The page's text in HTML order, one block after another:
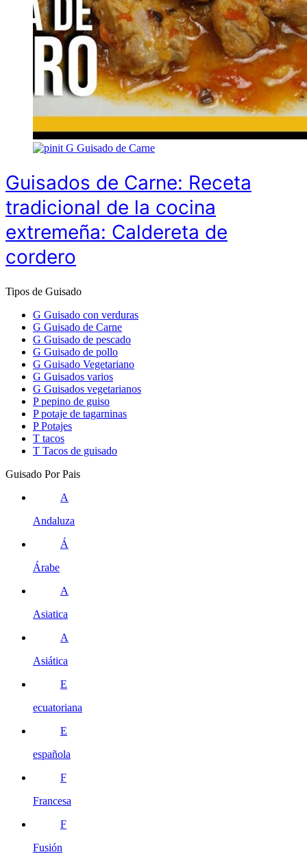
G Guisado de Carne
Guisados de Carne: Receta
tradicional de la cocina
extremeña: Caldereta de
cordero
Tipos de Guisado
G Guisado con verduras
G Guisado de Carne
G Guisado de pescado
G Guisado de pollo
G Guisado Vegetariano
G Guisados varios
G Guisados vegetarianos
P pepino de guiso
P potaje de tagarninas
P Potajes
T tacos
T Tacos de guisado
Guisado Por Pais
A
Andaluza
Á
Árabe
A
Asiatica
A
Asiática
E
ecuatoriana
E
española
F
Francesa
F
Fusión